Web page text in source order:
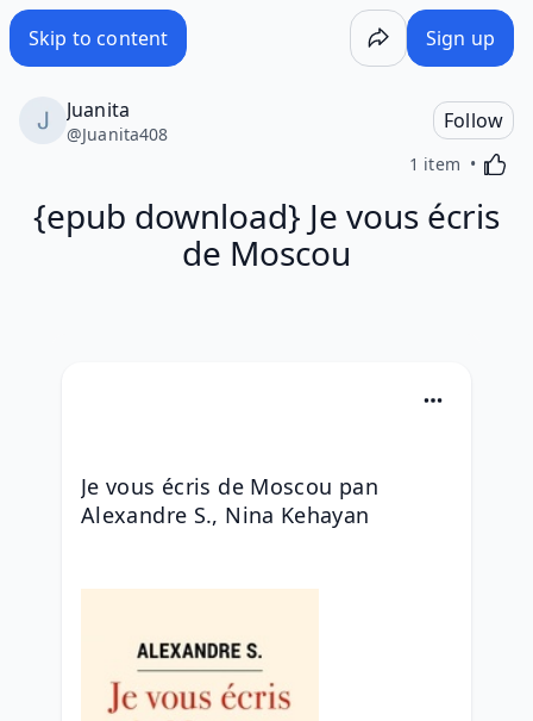
Skip to content Sign up
Juanita
@Juanita408
Follow
1 item
{epub download} Je vous écris
de Moscou
Je vous écris de Moscou pan
Alexandre S., Nina Kehayan